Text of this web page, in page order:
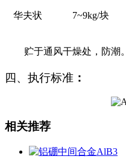
华夫状 7~9kg/块
贮于通风干燥处，防潮。
四、执行标准 ：
相关推荐